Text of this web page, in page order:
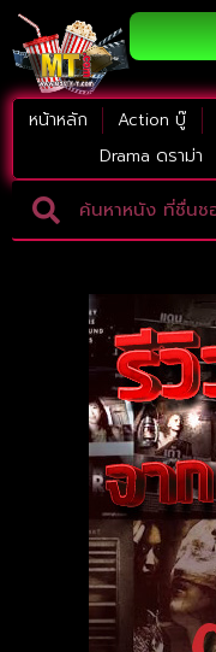
หน้าหลัก Action บู๊
Drama ดราม่า